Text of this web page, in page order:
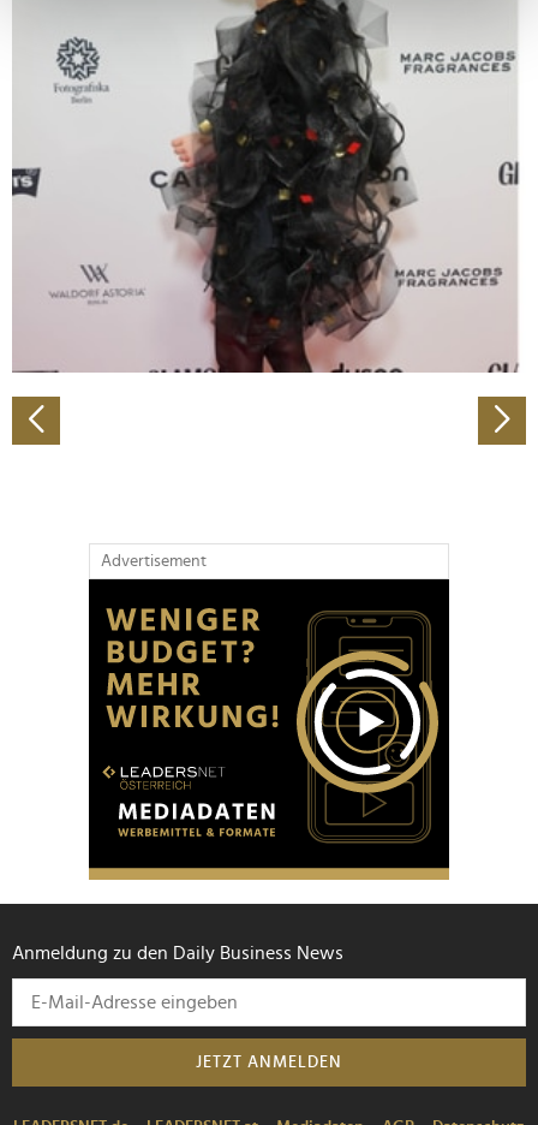
Erfahren Sie mehr darüber, wie Ihre persönlichen Daten
verarbeitet werden, und legen Sie Ihre Präferenzen im
Abschnitt Einzelheiten fest.
Wir verwenden Cookies, um Inhalte und Anzeigen zu
personalisieren, Funktionen für soziale Medien anbieten
zu können und die Zugriffe auf unsere Website zu
analysieren. Außerdem geben wir Informationen zu Ihrer
Verwendung unserer Website an unsere Partner für
soziale Medien, Werbung und Analysen weiter. Unsere
Partner führen diese Informationen möglicherweise mit
weiteren Daten zusammen, die Sie ihnen bereitgestellt
haben oder die sie im Rahmen Ihrer Nutzung der Dienste
gesammelt haben.
Advertisement
Anmeldung zu den Daily Business News
JETZT ANMELDEN